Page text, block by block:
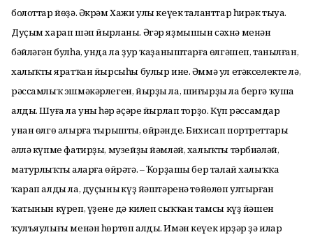
болоттар йөҙә. Әкрәм Хажи улы кеүек таланттар һирәк тыуа.
Дуҫым харап шәп йырланы. Әгәр яҙмышын сәхнә менән
бәйләгән булһа, унда ла ҙур ҡаҙаныштарға өлгәшеп, танылған,
халыҡтың яратҡан йырсыһы булыр ине. Әммә ул етәкселекте лә,
рәссамлыҡ эшмәкәрлеген, йырҙы ла, шиғырҙы ла бергә ҡуша
алды. Шуға ла уның һәр әҫәре йырлап торҙо. Күп рәссамдар
унан өлгө алырға тырышты, өйрәнде. Бихисап портреттары
әллә күпме фатирҙы, музейҙы йәмләй, халыҡты тәрбиәләй,
матурлыҡты аңларға өйрәтә. – Ҡорҙашы бер талай халыҡҡа
ҡарап алды ла, дуҫының күҙ йәштәренә төйөлөп ултырған
ҡатынын күреп, үҙенең дә килеп сыҡҡан тамсы күҙ йәшен
ҡулъяулығы менән һөртөп алды. Имән кеүек ирҙәр ҙә илар